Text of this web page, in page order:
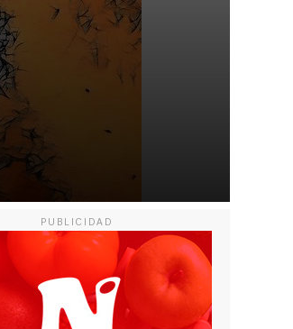
PUBLICIDAD